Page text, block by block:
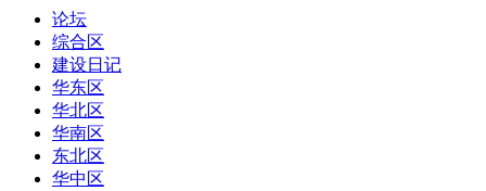
论坛
综合区
建设日记
华东区
华北区
华南区
东北区
华中区